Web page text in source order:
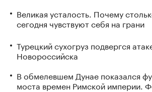
Великая усталость. Почему
сегодня чувствуют себя на грани
Турецкий сухогруз подвергся
Новороссийска
В обмелевшем Дунае показался
моста времен Римской империи.